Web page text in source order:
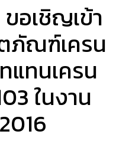
อเชิญเข้า
ภัณฑ์เครน
แทนเครน
ในงาน